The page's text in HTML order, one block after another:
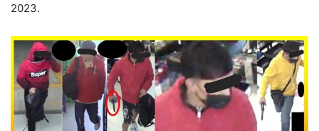
2023.